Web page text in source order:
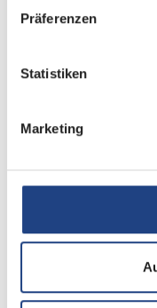
Präferenzen
Statistiken
Marketing
Der Südwind
Ausstattung. In der
hochwertigen
nicht vergisst. Ein
suchen – und den
UPE 41.614€